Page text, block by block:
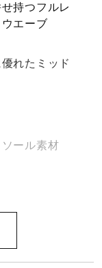
持つフルレ
エーブ
れたミッド
ール素材
ンジ材を使
実現。